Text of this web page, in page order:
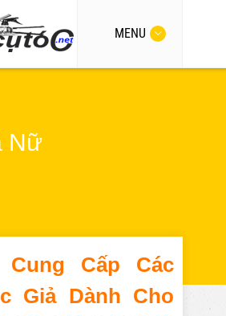
MENU
Nữ
Cung Cấp Các
Giả Dành Cho